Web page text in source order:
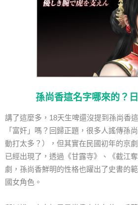
孫尚香這名字哪來的？
講了這麼多，18天生啤還沒提到孫尚香
「富奸」嗎？回歸正題，很多人謠傳孫
動打太多？），但其實在民國初年的京
已經出現了，透過《甘露寺》、《截江
劇，孫尚香鮮明的性格也躍出了史書的
國女角色。